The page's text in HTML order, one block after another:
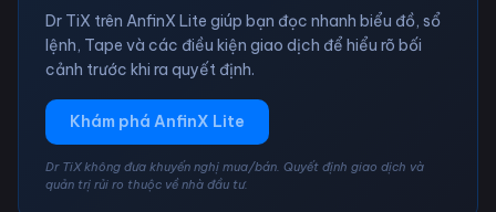
Dr TiX trên AnfinX Lite giúp bạn đọc nhanh biểu đồ, sổ
lệnh, Tape và các điều kiện giao dịch để hiểu rõ bối
cảnh trước khi ra quyết định.
Khám phá AnfinX Lite
Dr TiX không đưa khuyến nghị mua/bán. Quyết định giao dịch và
quản trị rủi ro thuộc về nhà đầu tư.